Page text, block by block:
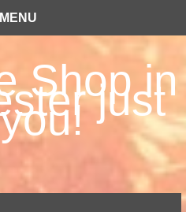
MENU
Shop in
just